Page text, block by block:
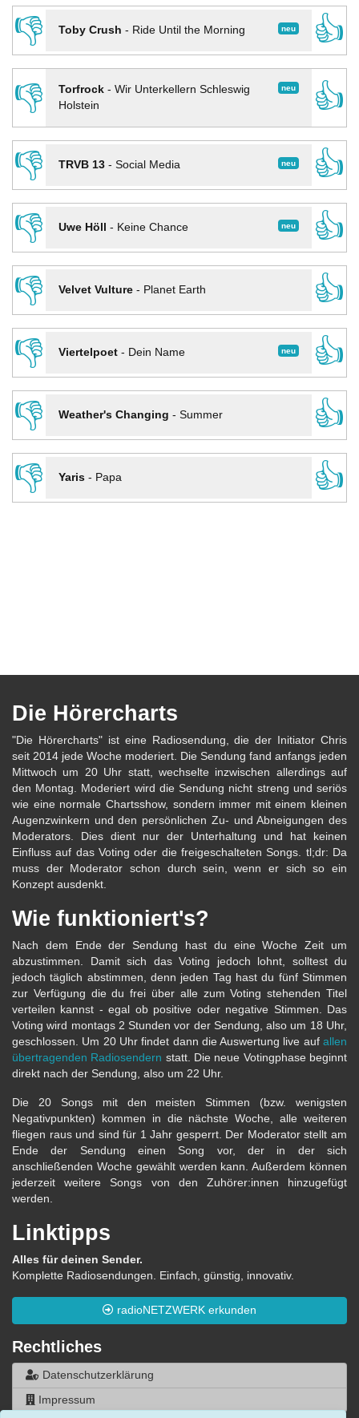
👎
neu
Toby Crush - Ride Until the Morning
👍
👎
neu
Torfrock- Wir Unterkellern Schleswig
Holstein
👍
👎
neu
TRVB 13- Social Media
👍
👎
neu
Uwe Höll - Keine Chance
👍
👎
Velvet Vulture- Planet Earth
👍
👎
neu
Viertelpoet- Dein Name
👍
👎
Weather's Changing - Summer
👍
👎
Yaris- Papa 👍
Die Hörercharts
"Die Hörercharts" ist eine Radiosendung, die der Initiator Chris
seit 2014 jede Woche moderiert. Die Sendung fand anfangs jeden
Mittwoch um 20 Uhr statt, wechselte inzwischen allerdings auf
den Montag. Moderiert wird die Sendung nicht streng und seriös
wie eine normale Chartsshow, sondern immer mit einem kleinen
Augenzwinkern und den persönlichen Zu- und Abneigungen des
Moderators. Dies dient nur der Unterhaltung und hat keinen
Einfluss auf das Voting oder die freigeschalteten Songs. tl;dr: Da
muss der Moderator schon durch sein, wenn er sich so ein
Konzept ausdenkt.
Wie funktioniert's?
Nach dem Ende der Sendung hast du eine Woche Zeit um
abzustimmen. Damit sich das Voting jedoch lohnt, solltest du
jedoch täglich abstimmen, denn jeden Tag hast du fünf Stimmen
zur Verfügung die du frei über alle zum Voting stehenden Titel
verteilen kannst - egal ob positive oder negative Stimmen. Das
Voting wird montags 2 Stunden vor der Sendung, also um 18 Uhr,
geschlossen. Um 20 Uhr findet dann die Auswertung live auf allen
übertragenden Radiosendern statt. Die neue Votingphase beginnt
direkt nach der Sendung, also um 22 Uhr.
Die 20 Songs mit den meisten Stimmen (bzw. wenigsten
Negativpunkten) kommen in die nächste Woche, alle weiteren
fliegen raus und sind für 1 Jahr gesperrt. Der Moderator stellt am
Ende der Sendung einen Song vor, der in der sich
anschließenden Woche gewählt werden kann. Außerdem können
jederzeit weitere Songs von den Zuhörer:innen hinzugefügt
werden.
Linktipps
Alles für deinen Sender.
Komplette Radiosendungen. Einfach, günstig, innovativ.
radioNETZWERK erkunden
Rechtliches
Datenschutzerklärung
Impressum